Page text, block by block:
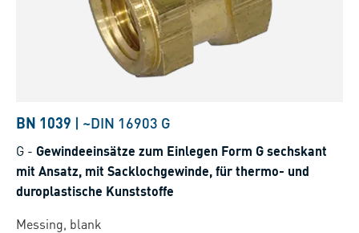
BN 1039 | ~DIN 16903 G
G - Gewindeeinsätze zum Einlegen Form G sechskant
mit Ansatz, mit Sacklochgewinde, für thermo- und
duroplastische Kunststoffe
Messing, blank